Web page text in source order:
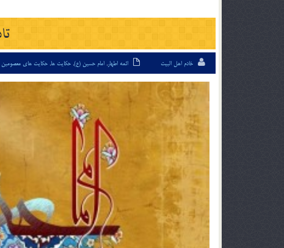
خادم اهل البیت ائمه اطهار, امام حسین (ع), حکایت ها, حکایت های معصومین